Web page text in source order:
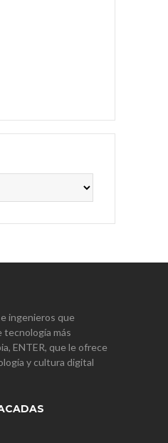
ingenieros que
tecnología más
ENTER, que le ofrece
y cultura digital